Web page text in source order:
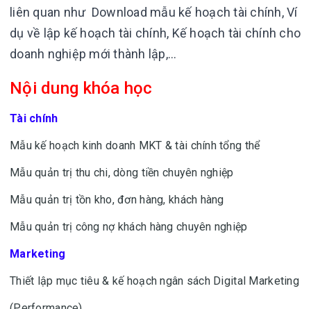
liên quan như Download mẫu kế hoạch tài chính,Ví
dụ về lập kế hoạch tài chính, Kế hoạch tài chính cho
doanh nghiệp mới thành lập,...
Nội dung khóa học
Tài chính
Mẫu kế hoạch kinh doanh MKT & tài chính tổng thể
Mẫu quản trị thu chi, dòng tiền chuyên nghiệp
Mẫu quản trị tồn kho, đơn hàng, khách hàng
Mẫu quản trị công nợ khách hàng chuyên nghiệp
Marketing
Thiết lập mục tiêu & kế hoạch ngân sách Digital Marketing